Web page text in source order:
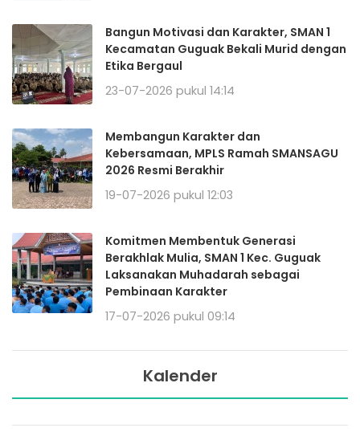
Bangun Motivasi dan Karakter, SMAN 1
Kecamatan Guguak Bekali Murid dengan
Etika Bergaul
23-07-2026 pukul 14:14
Membangun Karakter dan
Kebersamaan, MPLS Ramah SMANSAGU
2026 Resmi Berakhir
19-07-2026 pukul 12:03
Komitmen Membentuk Generasi
Berakhlak Mulia, SMAN 1 Kec. Guguak
Laksanakan Muhadarah sebagai
Pembinaan Karakter
17-07-2026 pukul 09:14
Kalender